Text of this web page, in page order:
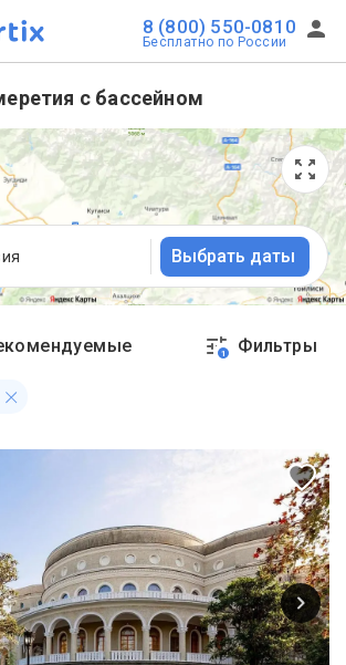
8 (800) 550-0810
Бесплатно по России
с бассейном
Выбрать даты
1 Фильтры